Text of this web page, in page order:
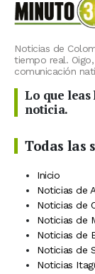
Noticias de
tiempo real.
comunicación
Lo que leas
noticia.
Todas las
Inicio
Noticias de
Noticias de
Noticias de
Noticias de
Noticias de
Noticias